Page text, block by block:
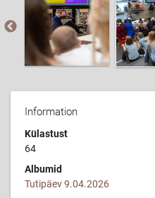
Information
Külastust
64
Albumid
Tutipäev 9.04.2026